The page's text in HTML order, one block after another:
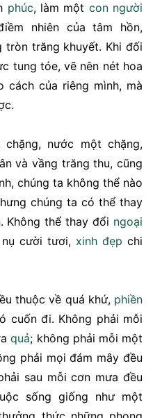
phúc, làm một con người
nhiên của tâm hồn,
tròn trăng khuyết. Khi đối
tung tóe, vẽ nên nét hoa
cách của riêng mình, mà
nước một chặng,
và vầng trăng thu, cũng
chúng ta không thể nào
chúng ta có thể thay
. Không thể thay đổi ngoại
cười tươi, xinh đẹp chi
thuộc về quá khứ, phiền
cuốn đi. Không phải mỗi
quả; không phải mỗi một
phải mọi đám mây đều
sau mỗi cơn mưa đều
sống giống như một